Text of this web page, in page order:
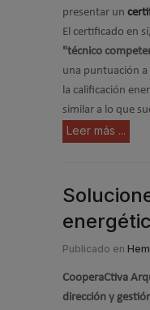
presentar un
El certificado en
"técnico
una puntuación a
la calificación
similar a lo que
Leer más ...
Publicado en
CooperaCtiva
dirección y